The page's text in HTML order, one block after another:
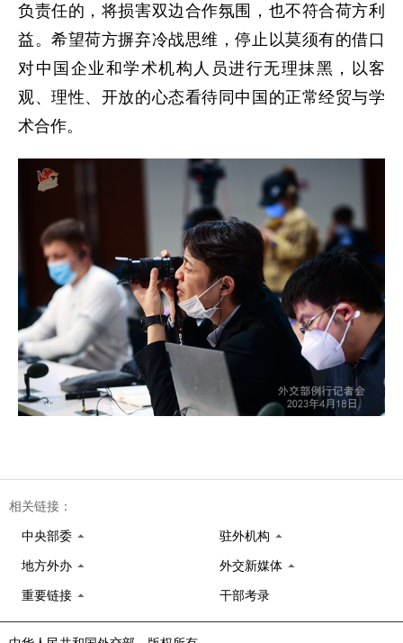
负责任的，将损害双边合作氛围，也不符合荷方利
益。希望荷方摒弃冷战思维，停止以莫须有的借口
对中国企业和学术机构人员进行无理抹黑，以客
观、理性、开放的心态看待同中国的正常经贸与学
术合作。
相关链接：
中央部委 驻外机构
地方外办 外交新媒体
重要链接 干部考录